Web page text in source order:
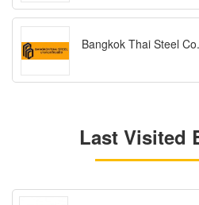
Bangkok Thai Steel
Last Visited